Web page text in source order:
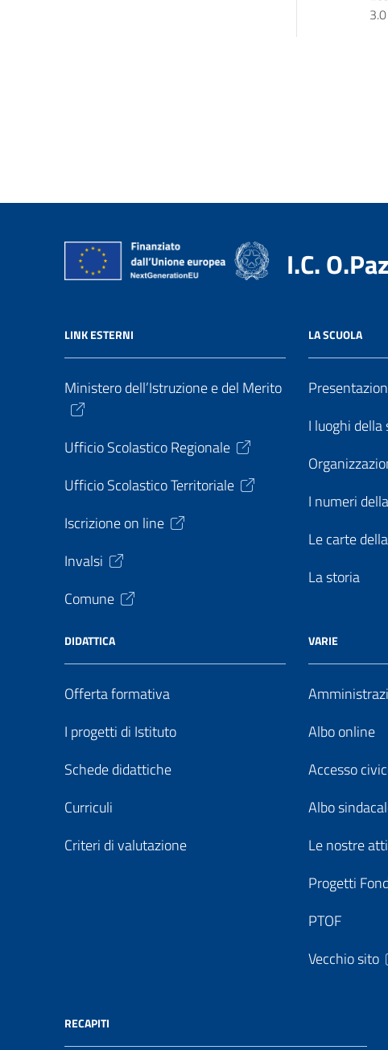
I.C.
LINK ESTERNI
Ministero dell’Istruzione e del Merito
Ufficio Scolastico Regionale
Ufficio Scolastico Territoriale
Iscrizione on line
Invalsi
Comune
LA SCUOLA
I luoghi della
I numeri
Le carte
La storia
DIDATTICA
Offerta formativa
I progetti di Istituto
Schede didattiche
Curriculi
Criteri di valutazione
VARIE
Albo online
Accesso
Albo
Le nostre
Progetti
PTOF
Vecchio sito
RECAPITI